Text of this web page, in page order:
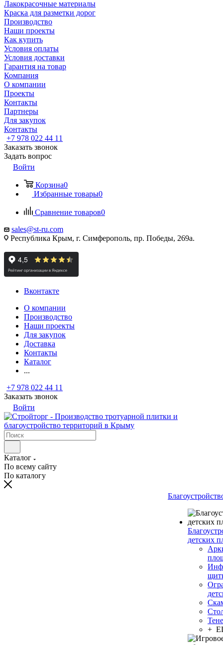
Лакокрасочные материалы
Краска для разметки дорог
Производство
Наши проекты
Как купить
Условия оплаты
Условия доставки
Гарантия на товар
Компания
О компании
Проекты
Контакты
Партнеры
Для закупок
Контакты
+7 978 022 44 11
Заказать звонок
Задать вопрос
Войти
Корзина0
Избранные товары0
Сравнение товаров0
sales@st-ru.com
Республика Крым, г. Симферополь, пр. Победы, 269а.
Вконтакте
О компании
Производство
Наши проекты
Для закупок
Доставка
Контакты
Каталог
...
+7 978 022 44 11
Заказать звонок
Войти
Каталог
По всему сайту
По каталогу
детских
+